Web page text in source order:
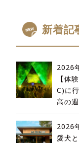
新着記
2026
【体
C)に
高の
2026
愛犬